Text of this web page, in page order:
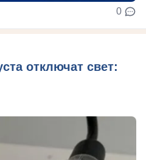
0
отключат свет: